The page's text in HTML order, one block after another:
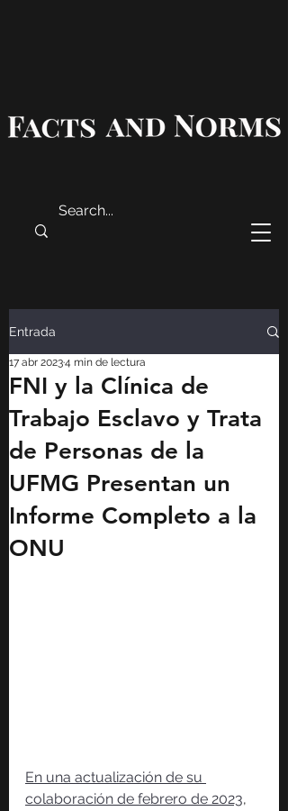
Entrada
FNI y la Clínica de
Trabajo Esclavo y Trata
de Personas de la
UFMG Presentan un
Informe Completo a la
ONU
17 abr 20234 min de lectura
En una actualización de su
colaboración de febrero de 2023,